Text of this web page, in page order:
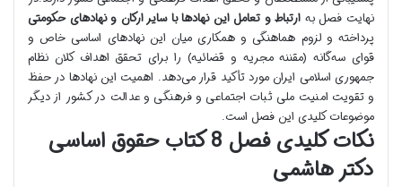
نهایت فصل به ارتباط و تعامل این نهادها با سایر ارکان و نهادهای حکومتی
پرداخته و لزوم هماهنگی و همکاری میان این نهادهای اساسی خاص و
قوای سه‌گانه (مقننه مجریه و قضائیه) را برای تحقق اهداف کلان نظام
جمهوری اسلامی ایران مورد تأکید قرار می‌دهد. اهمیت این نهادها در حفظ
و تقویت امنیت ملی ثبات اجتماعی و فرهنگی و عدالت در کشور از دیگر
موضوعات کلیدی این فصل است.
نکات کلیدی فصل 8 کتاب حقوق اساسی
دکتر هاشمی